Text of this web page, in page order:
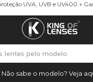
UVA, UVB e UV400 +
pelo modelo
Não sabe o modelo? Veja
BUSCADOS